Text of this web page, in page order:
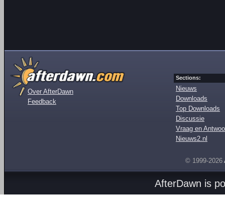
Over AfterDawn
Feedback
Sections:
Nieuws
Downloads
Top Downloads
Discussie
Vraag en
Nieuws2.nl
© 1999-2026
AfterDawn is